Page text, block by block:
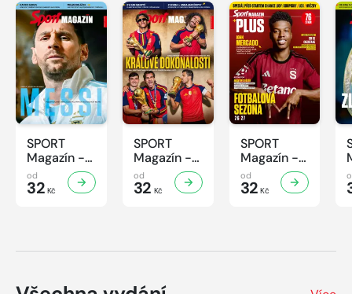
SPORT
Magazín -
32/2026
od
32 Kč
SPORT
Magazín -
31/2026
od
32 Kč
SPORT
Magazín -
30/2026
od
32 Kč